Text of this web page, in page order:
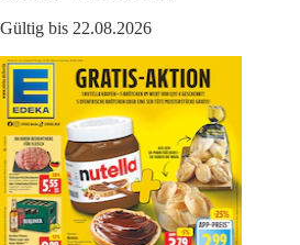
Gültig bis 22.08.2026